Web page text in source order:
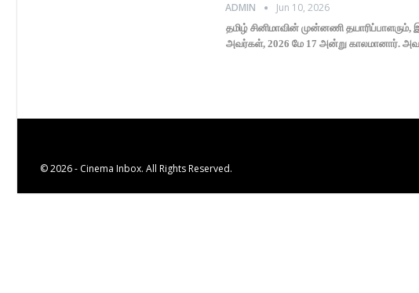
ADMIN
Jun 10, 2026
தமிழ் சினிமாவின் முன்னணி
அவர்கள், 2026 மே 17 அன்று காலமானார்.
© 2026 - Cinema Inbox. All Rights Reserved.